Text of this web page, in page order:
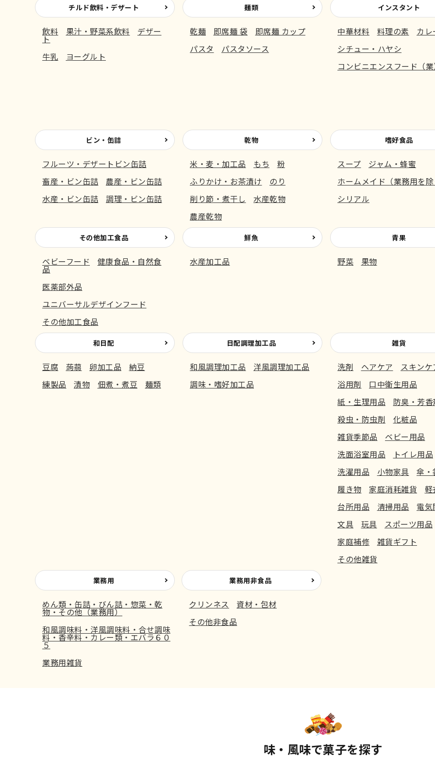
チルド飲料・デザート
飲料 果汁・野菜系飲料 デザー
ト
牛乳
ヨーグルト
麺類
乾麺 即席麺 袋
即席麺 カップ
パスタ
パスタソース
インスタント
中華材料 料理の素
カレ
シチュー・ハヤシ
コンビニエンスフード（業
ビン・缶詰
フルーツ・デザートビン缶詰
畜産・ビン缶詰
農産・ビン缶詰
水産・ビン缶詰
調理・ビン缶詰
乾物
米・麦・加工品 もち
粉
ふりかけ・お茶漬け
のり
削り節・煮干し
水産乾物
農産乾物
嗜好食品
スープ
ジャム・蜂蜜
ホームメイド（業務用を除
シリアル
その他加工食品
ベビーフード 健康食品・自然食
品
医薬部外品
ユニバーサルデザインフード
その他加工食品
鮮魚
水産加工品
青果
野菜 果物
和日配
豆腐 蒟蒻 卵加工品
納豆
練製品
漬物 佃煮・煮豆 麺類
日配調理加工品
和風調理加工品
洋風調理加工品
調味・嗜好加工品
雑貨
洗剤 ヘアケア
スキンケ
浴用剤
口中衛生用品
紙・生理用品
防臭・芳香
殺虫・防虫剤
化粧品
雑貨季節品
ベビー用品
洗面浴室用品
トイレ用品
洗濯用品
小物家具
傘・
履き物
家庭消耗雑貨
軽
台所用品
清掃用品
電気
文具
玩具
スポーツ用品
家庭補修
雑貨ギフト
その他雑貨
業務用
めん類・缶詰・びん詰・惣菜・乾
物・その他（業務用）
和風調味料・洋風調味料・合せ調味
料・香辛料・カレー類・エバラ６０
５
業務用雑貨
業務用非食品
クリンネス
資材・包材
その他非食品
味・風味で菓子を探す